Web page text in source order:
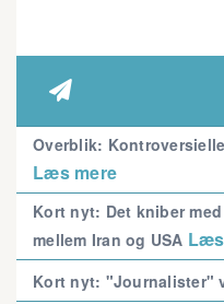

Overblik:
Læs mere
Kort nyt: Det kniber
mellem Iran og USA
Kort nyt: "Journalister"